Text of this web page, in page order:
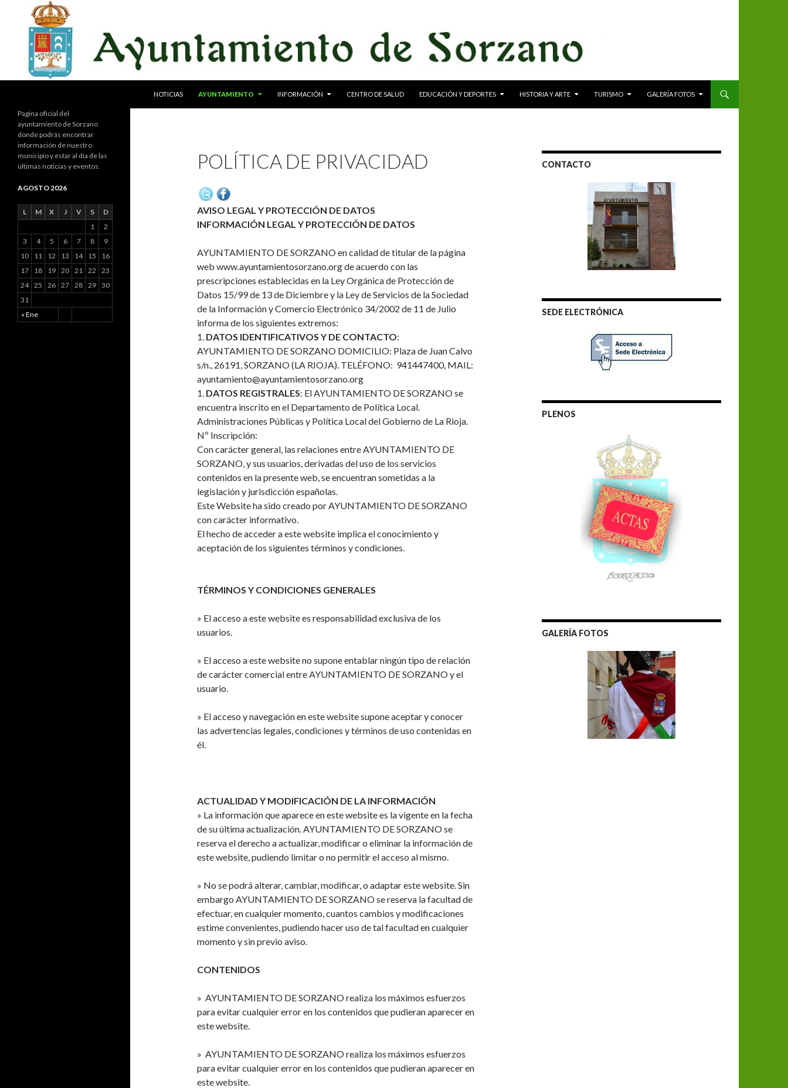
NOTICIAS
AYUNTAMIENTO INFORMACIÓN CENTRO DE SALUD EDUCACIÓN Y DEPORTES HISTORIA Y ARTE TURISMO GALERÍA FOTOS
POLÍTICA DE PRIVACIDAD
AVISO LEGAL Y PROTECCIÓN DE DATOS
INFORMACIÓN LEGAL Y PROTECCIÓN DE DATOS
AYUNTAMIENTO DE SORZANO en calidad de titular de la página
web www.ayuntamientosorzano.org de acuerdo con las
prescripciones establecidas en la Ley Orgánica de Protección de
Datos 15/99 de 13 de Diciembre y la Ley de Servicios de la Sociedad
de la Información y Comercio Electrónico 34/2002 de 11 de Julio
informa de los siguientes extremos:
1. DATOS IDENTIFICATIVOS Y DE CONTACTO:
AYUNTAMIENTO DE SORZANO DOMICILIO: Plaza de Juan Calvo
s/n., 26191, SORZANO (LA RIOJA). TELÉFONO: 941447400, MAIL:
ayuntamiento@ayuntamientosorzano.org
1. DATOS REGISTRALES: El AYUNTAMIENTO DE SORZANO se
encuentra inscrito en el Departamento de Política Local.
Administraciones Públicas y Política Local del Gobierno de La Rioja.
Nº Inscripción:
Con carácter general, las relaciones entre AYUNTAMIENTO DE
SORZANO, y sus usuarios, derivadas del uso de los servicios
contenidos en la presente web, se encuentran sometidas a la
legislación y jurisdicción españolas.
Este Website ha sido creado por AYUNTAMIENTO DE SORZANO
con carácter informativo.
El hecho de acceder a este website implica el conocimiento y
aceptación de los siguientes términos y condiciones.
TÉRMINOS Y CONDICIONES GENERALES
» El acceso a este website es responsabilidad exclusiva de los
usuarios.
» El acceso a este website no supone entablar ningún tipo de relación
de carácter comercial entre AYUNTAMIENTO DE SORZANO y el
usuario.
» El acceso y navegación en este website supone aceptar y conocer
las advertencias legales, condiciones y términos de uso contenidas en
él.
ACTUALIDAD Y MODIFICACIÓN DE LA INFORMACIÓN
» La información que aparece en este website es la vigente en la fecha
de su última actualización. AYUNTAMIENTO DE SORZANO se
reserva el derecho a actualizar, modificar o eliminar la información de
este website, pudiendo limitar o no permitir el acceso al mismo.
» No se podrá alterar, cambiar, modificar, o adaptar este website. Sin
embargo AYUNTAMIENTO DE SORZANO se reserva la facultad de
efectuar, en cualquier momento, cuantos cambios y modificaciones
estime convenientes, pudiendo hacer uso de tal facultad en cualquier
momento y sin previo aviso.
CONTENIDOS
» AYUNTAMIENTO DE SORZANO realiza los máximos esfuerzos
para evitar cualquier error en los contenidos que pudieran aparecer en
este website.
» AYUNTAMIENTO DE SORZANO realiza los máximos esfuerzos
para evitar cualquier error en los contenidos que pudieran aparecer en
este website.
CONTACTO
SEDE ELECTRÓNICA
PLENOS
GALERÍA FOTOS
Pagina oficial del
ayuntamiento de Sorzano
donde podrás encontrar
información de nuestro
municipio y estar al día de las
ultimas noticias y eventos.
AGOSTO 2026
L M X J V S D
« Ene
1
2
3
4 5 6 7 8
9
10
11 12 13 14 15
16
17
18 19 20 21 22
23
24 25 26 27 28 29 30
31